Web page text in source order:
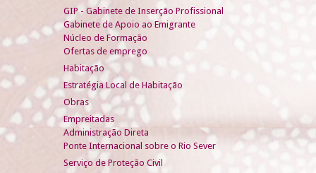
GIP - Gabinete de Inserção Profissional
Gabinete de Apoio ao Emigrante
Núcleo de Formação
Ofertas de emprego
Habitação
Estratégia Local de Habitação
Obras
Empreitadas
Administração Direta
Ponte Internacional sobre o Rio Sever
Serviço de Proteção Civil